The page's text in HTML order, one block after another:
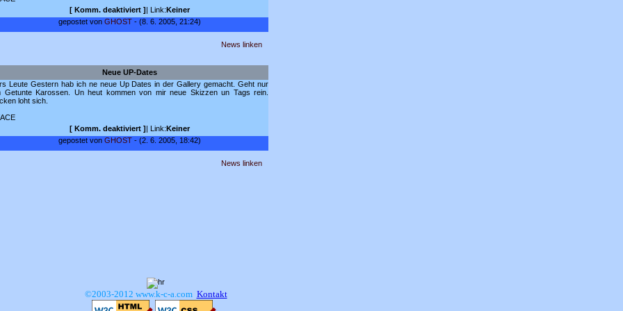
[ Komm. deaktiviert]| Link:Keiner
gepostet von GHOST- (8. 6. 2005, 21:24)
News linken
Neue UP-Dates
Leute Gestern hab ich ne neue Up Dates in der Gallery gemacht. Geht nur
Getunte Karossen. Un heut kommen von mir neue Skizzen un Tags rein.
loht sich.
[ Komm. deaktiviert]| Link:Keiner
gepostet von GHOST- (2. 6. 2005, 18:42)
News linken
©2003-2012 www.k-c-a.com Kontakt